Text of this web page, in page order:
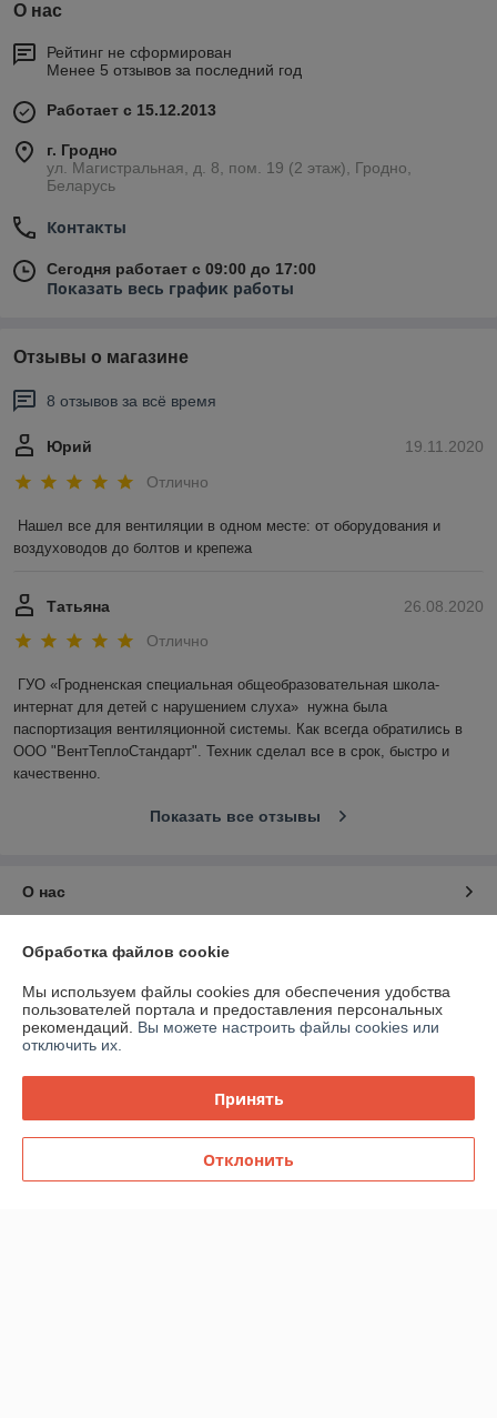
О нас
Рейтинг не сформирован
Менее 5 отзывов за последний год
Работает с 15.12.2013
г. Гродно
ул. Магистральная, д. 8, пом. 19 (2 этаж), Гродно,
Беларусь
Контакты
Сегодня работает с 09:00 до 17:00
Показать весь график работы
Отзывы о магазине
8 отзывов за всё время
19.11.2020
Юрий
Отлично
Нашел все для вентиляции в одном месте: от оборудования и
воздуховодов до болтов и крепежа
26.08.2020
Татьяна
Отлично
ГУО «Гродненская специальная общеобразовательная школа-
интернат для детей с нарушением слуха»  нужна была
паспортизация вентиляционной системы. Как всегда обратились в
ООО "ВентТеплоСтандарт". Техник сделал все в срок, быстро и
качественно.
Показать все отзывы
О нас
Контакты
Доставка и оплата
График работы
Политика обработки cookies
Обработка файлов cookie
Мы используем файлы cookies для обеспечения удобства
пользователей портала и предоставления персональных
рекомендаций. Вы можете настроить файлы cookies или
отключить их.
Принять
Отклонить